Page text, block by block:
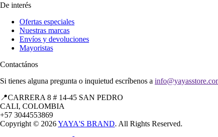
De interés
Ofertas especiales
Nuestras marcas
Envíos y devoluciones
Mayoristas
Contactános
Si tienes alguna pregunta o inquietud escríbenos a
📍CARRERA 8 # 14-45 SAN PEDRO
CALI, COLOMBIA
+57 3044553869
Copyright © 2026YAYA'S BRAND. All Rights Reserved.